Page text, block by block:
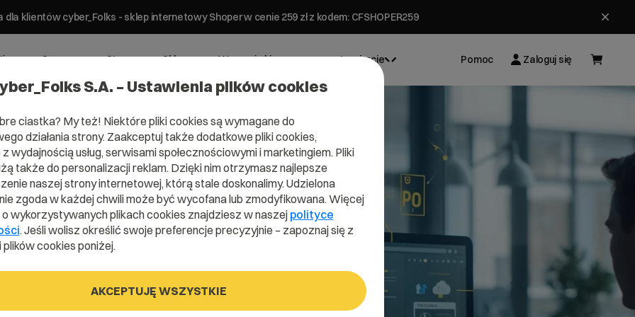
klientów cyber_Folks - sklep internetowy Shoper w cenie 259 zł z kodem: CFSHOPER259
Serwery Strony Sklepy Wsparcie biznesowe Inspiracje Pomoc Zaloguj się
S.A. – Ustawienia plików cookies
ciastka? My też! Niektóre pliki cookies są wymagane do
działania strony. Zaakceptuj także dodatkowe pliki cookies,
wydajnością usług, serwisami społecznościowymi i marketingiem. Pliki
także do personalizacji reklam. Dzięki nim otrzymasz najlepsze
naszej strony internetowej, którą stale doskonalimy. Udzielona
zgoda w każdej chwili może być wycofana lub zmodyfikowana. Więcej
wykorzystywanych plikach cookies znajdziesz w naszej polityce
. Jeśli wolisz określić swoje preferencje precyzyjnie – zapoznaj się z
cookies poniżej.
AKCEPTUJĘ WSZYSTKIE